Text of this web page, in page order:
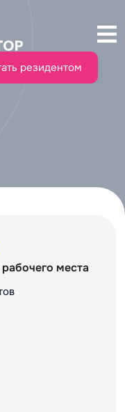
резидентом
места